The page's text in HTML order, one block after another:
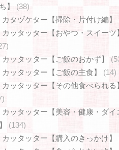
】
(38)
カタヅケター【掃除・片付け編】
カッタッター【おやつ・スイーツ
カッタッター【ご飯のおかず】
カッタッター【ご飯の主食】
(14)
カッタッター【その他食べられる
カッタッター【美容・健康・ダイ
(134)
カッタッター【購入のきっかけ】